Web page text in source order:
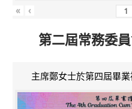
« ‹
第二屆常務委
主席鄭女士於第四屆畢